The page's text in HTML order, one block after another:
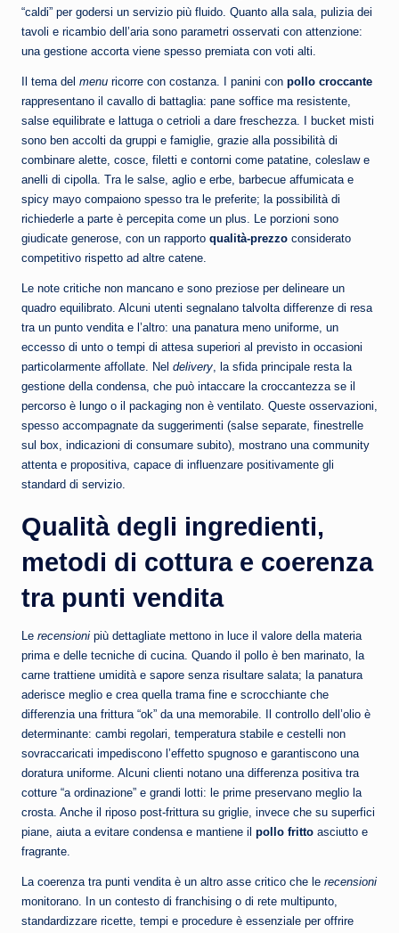
“caldi” per godersi un servizio più fluido. Quanto alla sala, pulizia dei
tavoli e ricambio dell’aria sono parametri osservati con attenzione:
una gestione accorta viene spesso premiata con voti alti.
Il tema del menu ricorre con costanza. I panini con pollo croccante
rappresentano il cavallo di battaglia: pane soffice ma resistente,
salse equilibrate e lattuga o cetrioli a dare freschezza. I bucket misti
sono ben accolti da gruppi e famiglie, grazie alla possibilità di
combinare alette, cosce, filetti e contorni come patatine, coleslaw e
anelli di cipolla. Tra le salse, aglio e erbe, barbecue affumicata e
spicy mayo compaiono spesso tra le preferite; la possibilità di
richiederle a parte è percepita come un plus. Le porzioni sono
giudicate generose, con un rapporto qualità-prezzo considerato
competitivo rispetto ad altre catene.
Le note critiche non mancano e sono preziose per delineare un
quadro equilibrato. Alcuni utenti segnalano talvolta differenze di resa
tra un punto vendita e l’altro: una panatura meno uniforme, un
eccesso di unto o tempi di attesa superiori al previsto in occasioni
particolarmente affollate. Nel delivery, la sfida principale resta la
gestione della condensa, che può intaccare la croccantezza se il
percorso è lungo o il packaging non è ventilato. Queste osservazioni,
spesso accompagnate da suggerimenti (salse separate, finestrelle
sul box, indicazioni di consumare subito), mostrano una community
attenta e propositiva, capace di influenzare positivamente gli
standard di servizio.
Qualità degli ingredienti,
metodi di cottura e coerenza
tra punti vendita
Le recensioni più dettagliate mettono in luce il valore della materia
prima e delle tecniche di cucina. Quando il pollo è ben marinato, la
carne trattiene umidità e sapore senza risultare salata; la panatura
aderisce meglio e crea quella trama fine e scrocchiante che
differenzia una frittura “ok” da una memorabile. Il controllo dell’olio è
determinante: cambi regolari, temperatura stabile e cestelli non
sovraccaricati impediscono l’effetto spugnoso e garantiscono una
doratura uniforme. Alcuni clienti notano una differenza positiva tra
cotture “a ordinazione” e grandi lotti: le prime preservano meglio la
crosta. Anche il riposo post-frittura su griglie, invece che su superfici
piane, aiuta a evitare condensa e mantiene il pollo fritto asciutto e
fragrante.
La coerenza tra punti vendita è un altro asse critico che le recensioni
monitorano. In un contesto di franchising o di rete multipunto,
standardizzare ricette, tempi e procedure è essenziale per offrire